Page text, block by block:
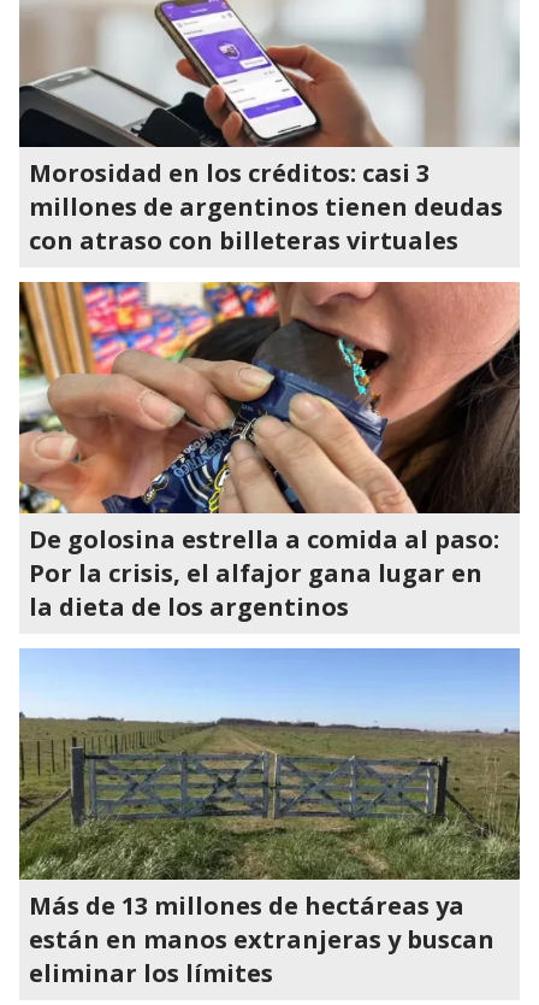
Morosidad en los créditos: casi 3
millones de argentinos tienen deudas
con atraso con billeteras virtuales
De golosina estrella a comida al paso:
Por la crisis, el alfajor gana lugar en
la dieta de los argentinos
Más de 13 millones de hectáreas ya
están en manos extranjeras y buscan
eliminar los límites